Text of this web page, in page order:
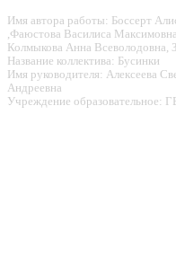
Имя автора работы: Боссерт
,Фаюстова Василиса
Колмыкова Анна Всеволодовна,
Название коллектива: Бусинки
Имя руководителя: Алексеева
Андреевна
Учреждение образовательное: